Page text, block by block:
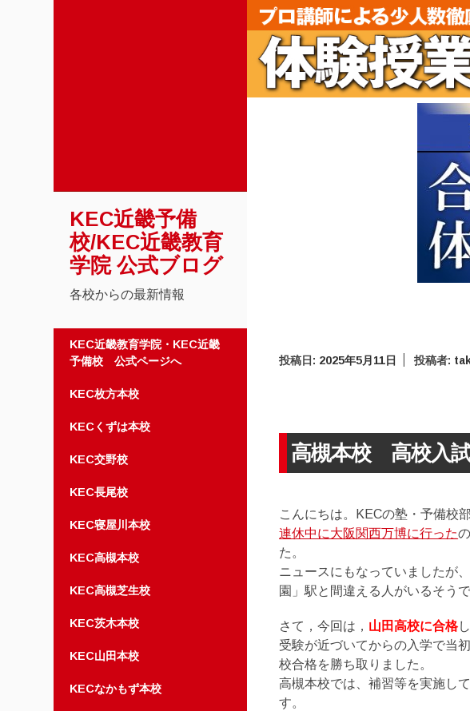
KEC近畿予備
校/KEC近畿教育
学院 公式ブログ
各校からの最新情報
コンテンツへスキップ
KEC近畿教育学院・KEC近畿
予備校 公式ページへ
KEC枚方本校
KECくずは本校
KEC交野校
KEC長尾校
KEC寝屋川本校
KEC高槻本校
KEC高槻芝生校
KEC茨木本校
KEC山田本校
KECなかもず本校
投稿日: 2025年5月11日 投稿者:
高槻本校 高校入
こんにちは。KECの塾・予備校
連休中に大阪関西万博に行った
た。
ニュースにもなっていましたが
園」駅と間違える人がいるそう
さて，今回は， 山田高校に合格
受験が近づいてからの入学で当
校合格を勝ち取りました。
高槻本校では、補習等を実施し
す。